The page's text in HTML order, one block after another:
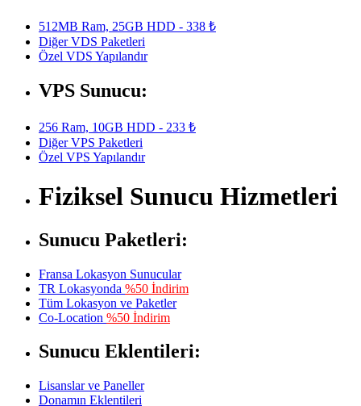
512MB Ram, 25GB HDD - 338 ₺
Diğer VDS Paketleri
Özel VDS Yapılandır
VPS Sunucu:
256 Ram, 10GB HDD - 233 ₺
Diğer VPS Paketleri
Özel VPS Yapılandır
Fiziksel Sunucu Hizmetleri
Sunucu Paketleri:
Fransa Lokasyon Sunucular
TR Lokasyonda %50 İndirim
Tüm Lokasyon ve Paketler
Co-Location %50 İndirim
Sunucu Eklentileri:
Lisanslar ve Paneller
Donamın Eklentileri